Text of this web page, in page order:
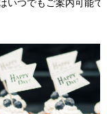
いつでもご案内可能で